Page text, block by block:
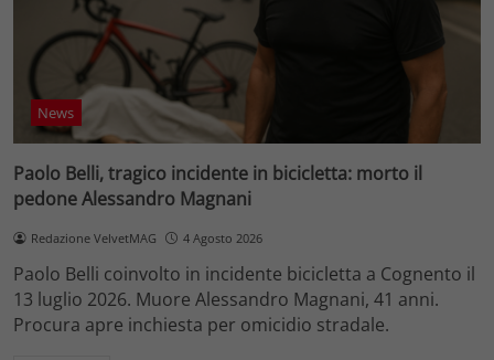
News
Paolo Belli, tragico incidente in bicicletta: morto il
pedone Alessandro Magnani
Redazione VelvetMAG 4 Agosto 2026
Paolo Belli coinvolto in incidente bicicletta a Cognento il
13 luglio 2026. Muore Alessandro Magnani, 41 anni.
Procura apre inchiesta per omicidio stradale.